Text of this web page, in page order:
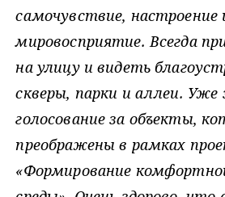
самочувствие, настроение
мировосприятие. Всегда
на улицу и видеть
скверы, парки и аллеи. Уже
голосование за объекты,
преображены в рамках
«Формирование